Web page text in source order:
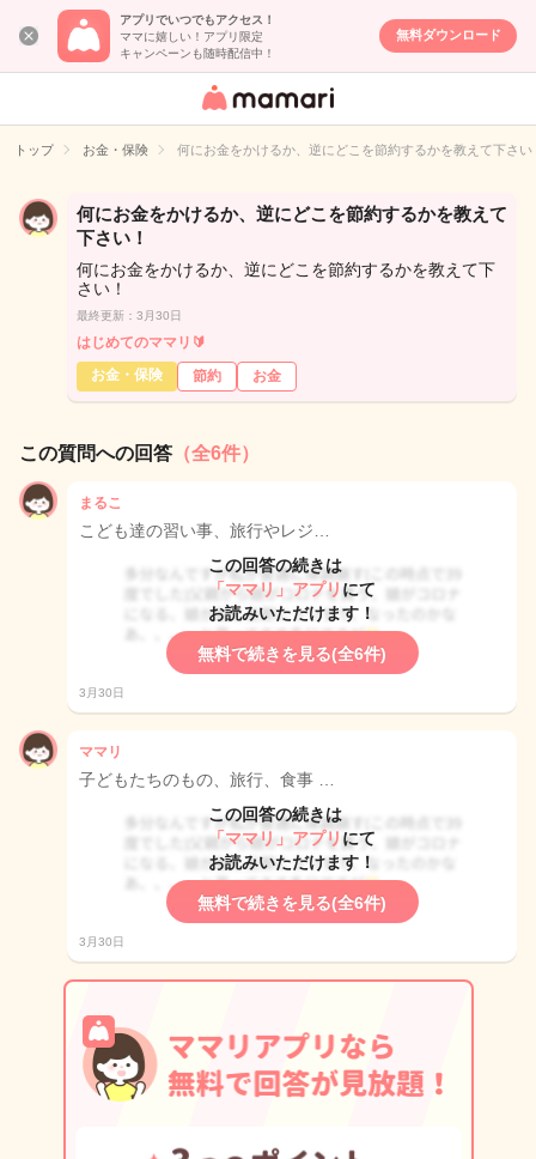
アプリでいつでもアクセス！
ママに嬉しい！アプリ限定
キャンペーンも随時配信中！
無料ダウンロード
女性専用匿名QA
イト
トップ お金・保険 何にお金をかけるか、逆にどこを節約するかを教えて下さい
何にお金をかけるか、逆にどこを節約するかを教えて
下さい！
何にお金をかけるか、逆にどこを節約するかを教えて下
さい！
最終更新：3月30日
はじめてのママリ🔰
お金・保険
節約 お金
この質問への回答 （全6件）
まるこ
こども達の習い事、旅行やレジ…
この回答の続きは
「ママリ」アプリ にて
お読みいただけます！
無料で続きを見る(全6件)
3月30日
ママリ
子どもたちのもの、旅行、食事 …
この回答の続きは
「ママリ」アプリ にて
お読みいただけます！
無料で続きを見る(全6件)
3月30日